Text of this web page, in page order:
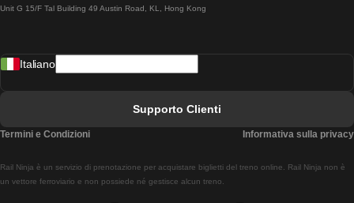
Treni Da Lisbona A Madrid
Treni Da Lisbon A Braga
Unit G 15/F Tal Building 49 Austin Road, KL, Hong Kong
Rail Ninja è un servizio di prenotazione per acquistare biglietti del treno online. Rail Ninja non è
un vettore ferroviario e non possiede né gestisce alcun treno.
Italiano
Supporto Clienti
Termini e Condizioni Informativa sulla privacy